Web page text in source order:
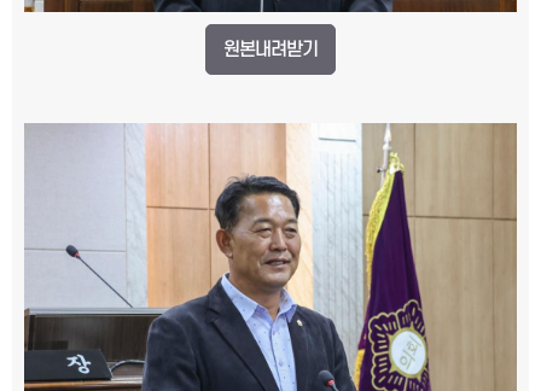
원본내려받기